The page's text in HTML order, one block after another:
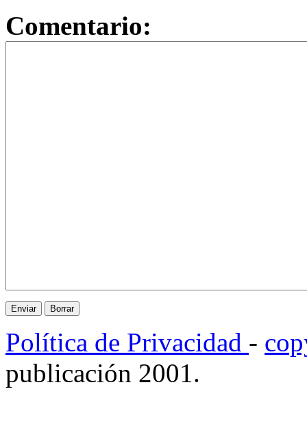
Comentario:
Política de Privacidad -
publicación 2001.